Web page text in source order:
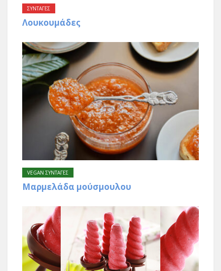
ΣΥΝΤΑΓΕΣ
Λουκουμάδες
VEGAN ΣΥΝΤΑΓΕΣ
Μαρμελάδα μούσμουλου